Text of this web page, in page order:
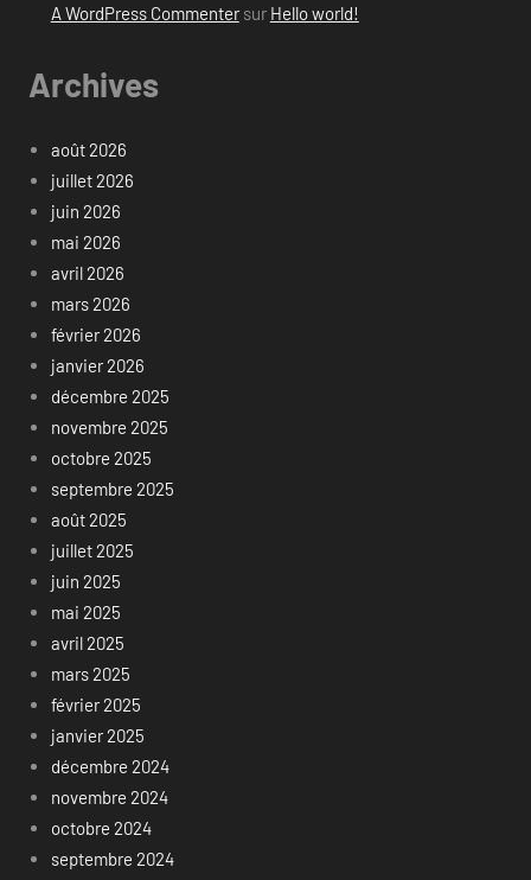
A WordPress Commentersur Hello world!
Archives
août 2026
juillet 2026
juin 2026
mai 2026
avril 2026
mars 2026
février 2026
janvier 2026
décembre 2025
novembre 2025
octobre 2025
septembre 2025
août 2025
juillet 2025
juin 2025
mai 2025
avril 2025
mars 2025
février 2025
janvier 2025
décembre 2024
novembre 2024
octobre 2024
septembre 2024